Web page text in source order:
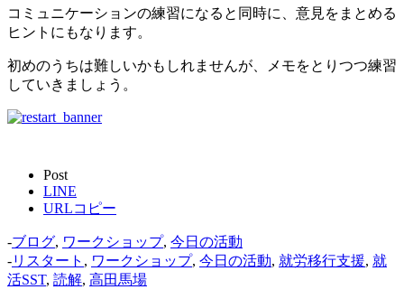
コミュニケーションの練習になると同時に、意見をまとめる
ヒントにもなります。
初めのうちは難しいかもしれませんが、メモをとりつつ練習
していきましょう。
Post
LINE
URLコピー
-ブログ, ワークショップ, 今日の活動
-リスタート , ワークショップ, 今日の活動, 就労移行支援, 就
活SST, 読解, 高田馬場